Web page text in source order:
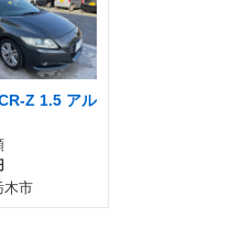
Z 1.5 アル
木市